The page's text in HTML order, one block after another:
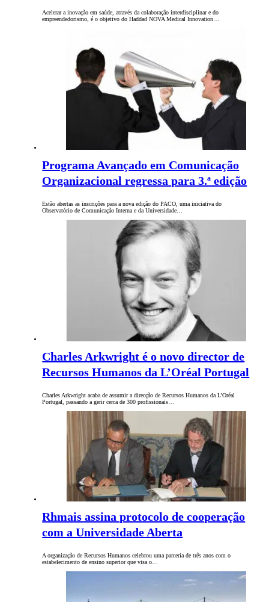
Acelerar a inovação em saúde, através da colaboração interdisciplinar e do
empreendedorismo, é o objetivo do Haddad NOVA Medical Innovation…
Programa Avançado em Comunicação
Organizacional regressa para 3.ª edição
Estão abertas as inscrições para a nova edição do PACO, uma iniciativa do
Observatório de Comunicação Interna e da Universidade…
Charles Arkwright é o novo director de
Recursos Humanos da L’Oréal Portugal
Charles Arkwright acaba de assumir a direcção de Recursos Humanos da L’Oréal
Portugal, passando a gerir cerca de 300 profissionais…
Rhmais assina protocolo de cooperação
com a Universidade Aberta
A organização de Recursos Humanos celebrou uma parceria de três anos com o
estabelecimento de ensino superior que visa o…